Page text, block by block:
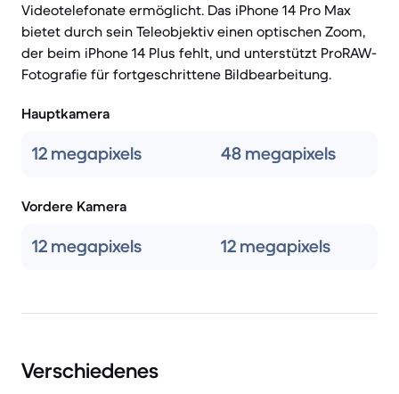
Videotelefonate ermöglicht. Das iPhone 14 Pro Max
bietet durch sein Teleobjektiv einen optischen Zoom,
der beim iPhone 14 Plus fehlt, und unterstützt ProRAW-
Fotografie für fortgeschrittene Bildbearbeitung.
Hauptkamera
12 megapixels 48 megapixels
Vordere Kamera
12 megapixels 12 megapixels
Verschiedenes